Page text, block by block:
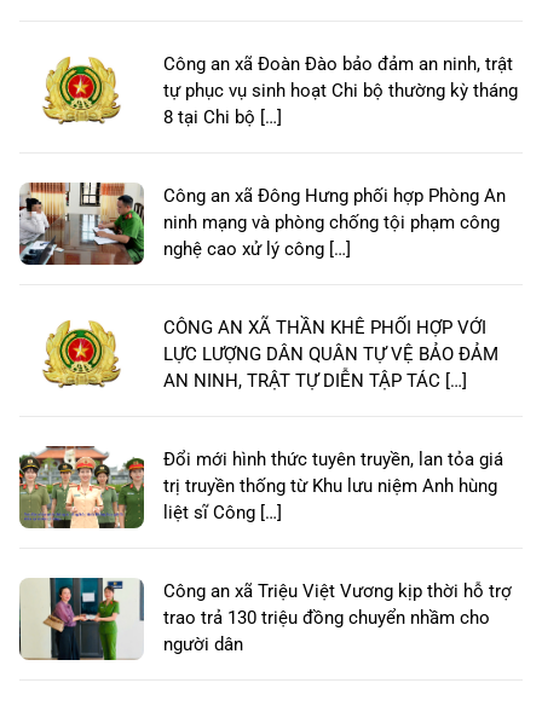
Công an xã Đoàn Đào bảo đảm an ninh, trật
tự phục vụ sinh hoạt Chi bộ thường kỳ tháng
8 tại Chi bộ […]
Công an xã Đông Hưng phối hợp Phòng An
ninh mạng và phòng chống tội phạm công
nghệ cao xử lý công […]
CÔNG AN XÃ THẦN KHÊ PHỐI HỢP VỚI
LỰC LƯỢNG DÂN QUÂN TỰ VỆ BẢO ĐẢM
AN NINH, TRẬT TỰ DIỄN TẬP TÁC […]
Đổi mới hình thức tuyên truyền, lan tỏa giá
trị truyền thống từ Khu lưu niệm Anh hùng
liệt sĩ Công […]
Công an xã Triệu Việt Vương kịp thời hỗ trợ
trao trả 130 triệu đồng chuyển nhầm cho
người dân